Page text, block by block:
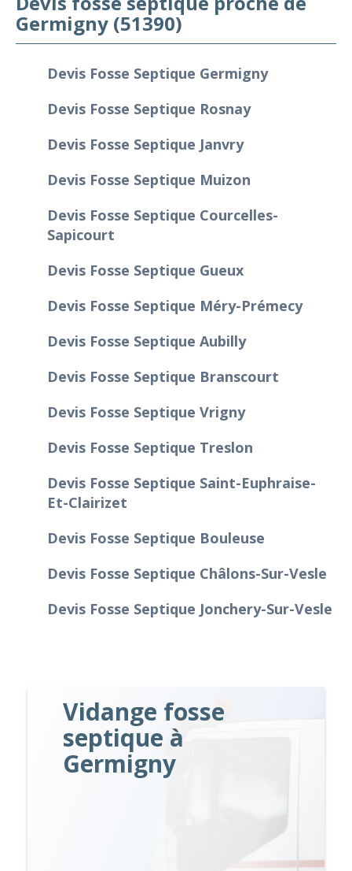
Germigny (51390)
Devis Fosse Septique Germigny
Devis Fosse Septique Rosnay
Devis Fosse Septique Janvry
Devis Fosse Septique Muizon
Devis Fosse Septique Courcelles-
Sapicourt
Devis Fosse Septique Gueux
Devis Fosse Septique Méry-Prémecy
Devis Fosse Septique Aubilly
Devis Fosse Septique Branscourt
Devis Fosse Septique Vrigny
Devis Fosse Septique Treslon
Devis Fosse Septique Saint-Euphraise-
Et-Clairizet
Devis Fosse Septique Bouleuse
Devis Fosse Septique Châlons-Sur-Vesle
Devis Fosse Septique Jonchery-Sur-Vesle
Vidange fosse
septique à
Germigny